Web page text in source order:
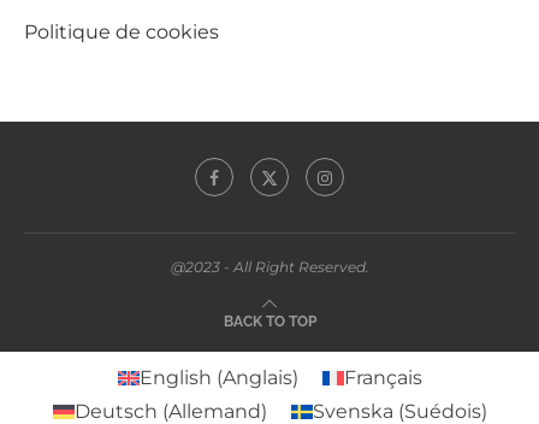
Politique de cookies
@2023 - All Right Reserved.
BACK TO TOP
English (Anglais)
Français
Deutsch (Allemand) Svenska (Suédois)